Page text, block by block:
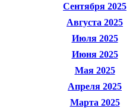
Сентября 2025
Августа 2025
Июля 2025
Июня 2025
Мая 2025
Апреля 2025
Марта 2025